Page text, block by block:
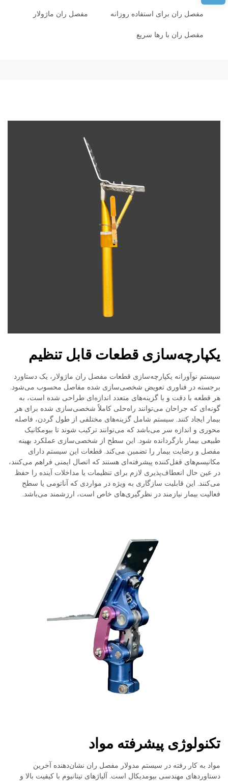
مفصل ران برای استفاده روزانه مفصل ران ماژولار
مفصل ران با رها سریع
یکپارچه‌سازی قطعات قابل تنظیم
سیستم نوآورانه یکپارچه‌سازی قطعات مفصل ران ماژولار، یک دستاورد
برجسته در فناوری تعویض شخصی‌سازی شده مفاصل محسوب می‌شود.
هر قطعه با دقت و با گزینه‌های متعدد اندازه‌ای طراحی شده است، به
گونه‌ای که جراحان می‌توانند راه‌حلی کاملاً شخصی‌سازی شده برای هر
بیمار ایجاد کنند. سیستم شامل گزینه‌های مختلفی از طول گردن، فاصله
محوری و اندازه سر می‌باشد که می‌توانند ترکیب شوند تا بیومکانیک
طبیعی بیمار بازگردانده شود. این سطح از شخصی‌سازی عملکرد بهینه
مفصل و رضایت بیمار را تضمین می‌کند. قطعات این سیستم دارای
مکانیسم‌های قفل‌کننده پیشرفته‌ای هستند که اتصال ایمنی فراهم می‌کنند،
در عین حال انعطاف‌پذیری لازم برای تنظیمات یا مداخلات آینده را حفظ
می‌کنند. این قابلیت سازگاری به ویژه در مواردی که آناتومی یا سطح
فعالیت بیمار نیازمند در نظرگیری‌های خاص است، ارزشمند می‌باشد.
تکنولوژی پیشرفته مواد
مواد به کار رفته در سیستم مدولار مفصل ران نشان‌دهنده آخرین
دستاوردهای مهندسی بیومدیکال است. آلیاژهای تیتانیوم با کیفیت بالا و